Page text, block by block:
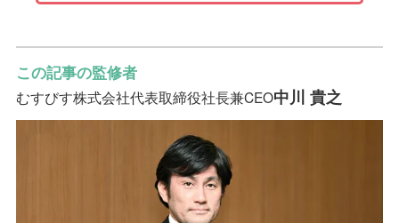
この記事の監修者
むすびす株式会社代表取締役社長兼CEO中川 貴之